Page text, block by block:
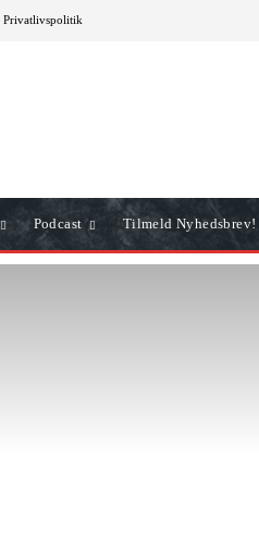
Privatlivspolitik
Podcast Tilmeld Nyhedsbrev!